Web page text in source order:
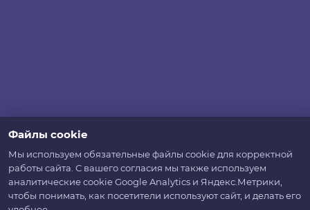
Файлы cookie
Мы используем обязательные файлы cookie для корректной
работы сайта. С вашего согласия мы также используем
аналитические cookie Google Analytics и Яндекс.Метрики,
чтобы понимать, как посетители используют сайт, и делать его